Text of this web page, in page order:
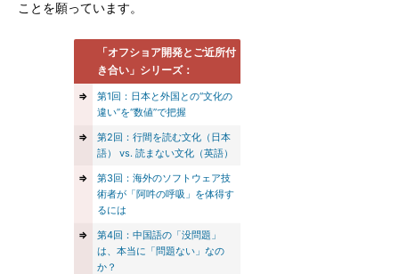
ことを願っています。
「オフショア開発とご近所付
き合い」シリーズ：
⇒
第1回：日本と外国との“文化の
違い”を“数値”で把握
⇒
第2回：行間を読む文化（日本
語） vs. 読まない文化（英語）
⇒
第3回：海外のソフトウェア技
術者が「阿吽の呼吸」を体得す
るには
⇒
第4回：中国語の「没問題」
は、本当に「問題ない」なの
か？